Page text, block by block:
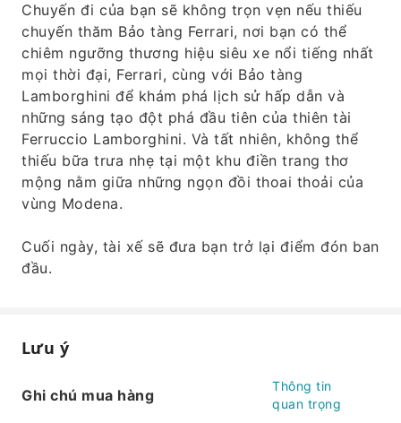
Chuyến đi của bạn sẽ không trọn vẹn nếu thiếu
chuyến thăm Bảo tàng Ferrari, nơi bạn có thể
chiêm ngưỡng thương hiệu siêu xe nổi tiếng nhất
mọi thời đại, Ferrari, cùng với Bảo tàng
Lamborghini để khám phá lịch sử hấp dẫn và
những sáng tạo đột phá đầu tiên của thiên tài
Ferruccio Lamborghini. Và tất nhiên, không thể
thiếu bữa trưa nhẹ tại một khu điền trang thơ
mộng nằm giữa những ngọn đồi thoai thoải của
vùng Modena.
Cuối ngày, tài xế sẽ đưa bạn trở lại điểm đón ban
đầu.
Lưu ý
Ghi chú mua hàng
Thông tin
quan trọng